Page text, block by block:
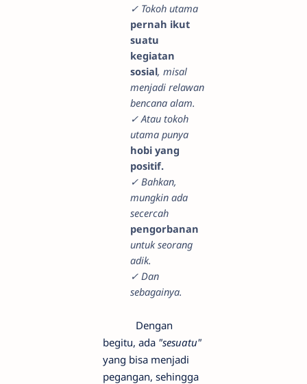
✓ Tokoh utama
pernah ikut
suatu
kegiatan
sosial, misal
menjadi relawan
bencana alam.
✓ Atau tokoh
utama punya
hobi yang
positif.
✓ Bahkan,
mungkin ada
secercah
pengorbanan
untuk seorang
adik.
✓ Dan
sebagainya.
Dengan
begitu, ada "sesuatu"
yang bisa menjadi
pegangan, sehingga